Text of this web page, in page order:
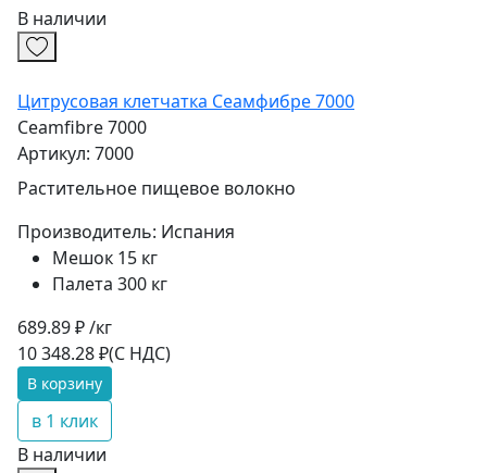
В наличии
Цитрусовая клетчатка Сеамфибре 7000
Ceamfibre 7000
Артикул: 7000
Растительное пищевое волокно
Производитель: Испания
Мешок 15 кг
Палета 300 кг
689.89 ₽ /кг
10 348.28 ₽(С НДС)
В корзину
в 1 клик
В наличии